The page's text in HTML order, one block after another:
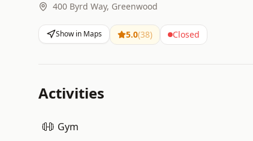
400 Byrd Way, Greenwood
Show in Maps 5.0(38) Closed
Activities
Gym